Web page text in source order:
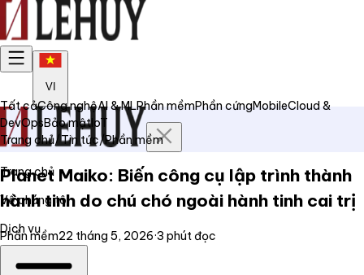
VI
Trang chủ
Về chúng tôi
Dịch vụ
Tất cảCông nghệAI & MLPhần mềmPhần cứngMobileCloud &
DevOpsBảo mậtIoT
Trang chủ/Tin tức/Phần mềm
Planet Maiko: Biến công cụ lập trình thành
hành tinh do chú chó ngoài hành tinh cai trị
Phần mềm22 tháng 5, 2026·3 phút đọc